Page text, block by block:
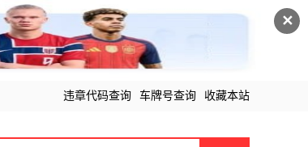
✕
违章代码查询 车牌号查询 收藏本站